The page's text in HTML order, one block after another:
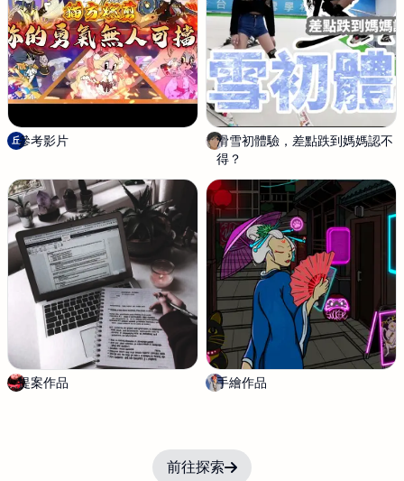
丘 丘
參考影片
S
i
l
e
n
t
S
i
m
o
滑雪初體驗，差點跌到媽媽認不
得？
L
提案作品
H
I
手繪作品
前往探索